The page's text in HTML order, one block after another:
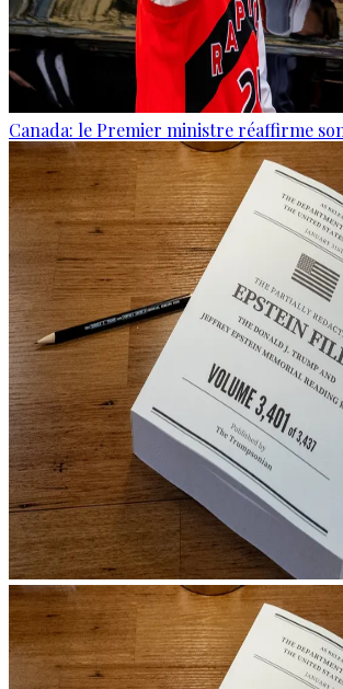
Canada: le Premier ministre réaffirme